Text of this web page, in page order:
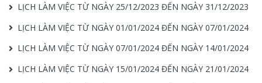
LỊCH LÀM VIỆC TỪ NGÀY 25/12/2023 ĐẾN NGÀY 31/12/2023
LỊCH LÀM VIỆC TỪ NGÀY 01/01/2024 ĐẾN NGÀY 07/01/2024
LỊCH LÀM VIỆC TỪ NGÀY 07/01/2024 ĐẾN NGÀY 14/01/2024
LỊCH LÀM VIỆC TỪ NGÀY 15/01/2024 ĐẾN NGÀY 21/01/2024